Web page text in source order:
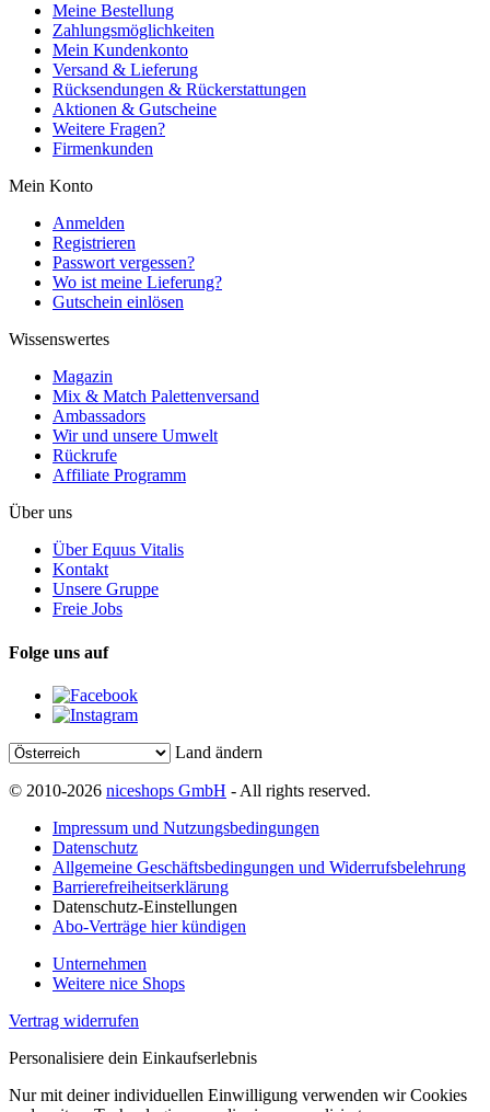
Meine Bestellung
Zahlungsmöglichkeiten
Mein Kundenkonto
Versand & Lieferung
Rücksendungen & Rückerstattungen
Aktionen & Gutscheine
Weitere Fragen?
Firmenkunden
Mein Konto
Anmelden
Registrieren
Passwort vergessen?
Wo ist meine Lieferung?
Gutschein einlösen
Wissenswertes
Magazin
Mix & Match Palettenversand
Ambassadors
Wir und unsere Umwelt
Rückrufe
Affiliate Programm
Über uns
Über Equus Vitalis
Kontakt
Unsere Gruppe
Freie Jobs
Folge uns auf
Land ändern
© 2010-2026 niceshops GmbH - All rights reserved.
Impressum und Nutzungsbedingungen
Datenschutz
Allgemeine Geschäftsbedingungen und Widerrufsbelehrung
Barrierefreiheitserklärung
Datenschutz-Einstellungen
Abo-Verträge hier kündigen
Unternehmen
Weitere nice Shops
Vertrag widerrufen
Personalisiere dein Einkaufserlebnis
Nur mit deiner individuellen Einwilligung verwenden wir Cookies